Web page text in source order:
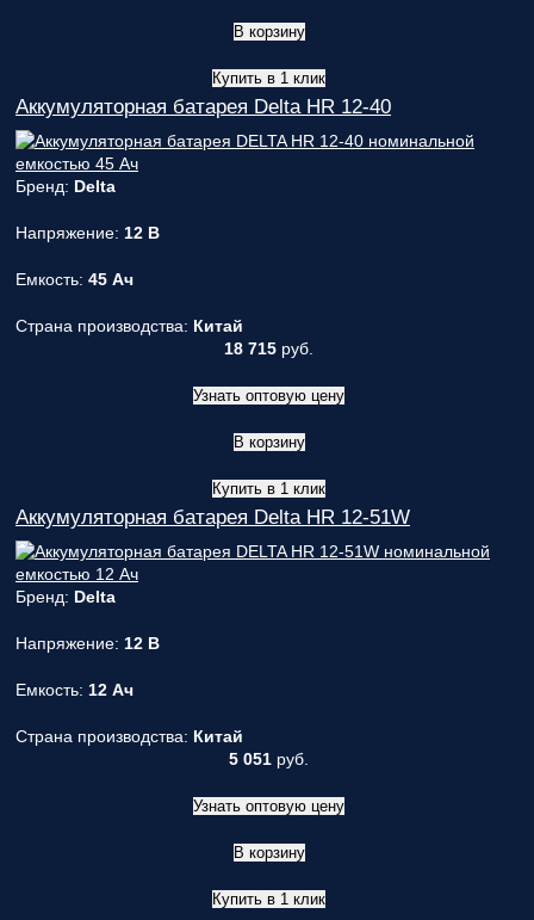
В корзину
Купить в 1 клик
Аккумуляторная батарея Delta HR 12-40
Бренд: Delta
Напряжение: 12 В
Емкость: 45 Ач
Страна производства: Китай
18 715 руб.
Узнать оптовую цену
В корзину
Купить в 1 клик
Аккумуляторная батарея Delta HR 12-51W
Бренд: Delta
Напряжение: 12 В
Емкость: 12 Ач
Страна производства: Китай
5 051 руб.
Узнать оптовую цену
В корзину
Купить в 1 клик